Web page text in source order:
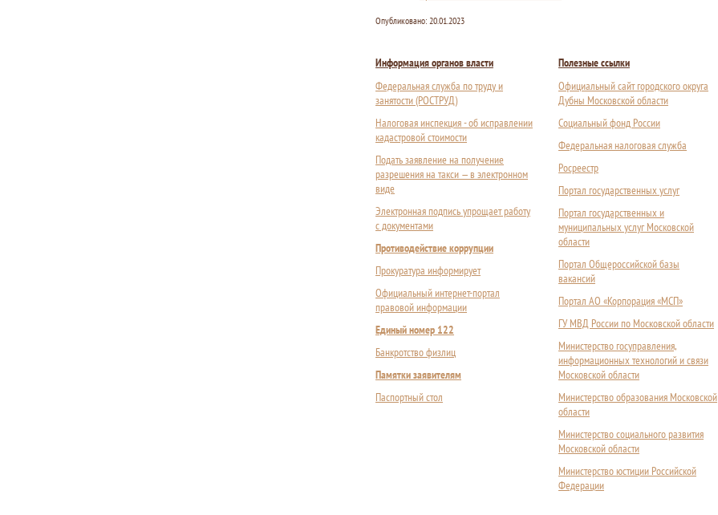
Опубликовано: 20.01.2023
Информация органов власти
Федеральная служба по труду и
занятости (РОСТРУД)
Налоговая инспекция - об исправлении
кадастровой стоимости
Подать заявление на получение
разрешения на такси — в электронном
виде
Электронная подпись упрощает работу
с документами
Противодействие коррупции
Прокуратура информирует
Официальный интернет-портал
правовой информации
Единый номер 122
Банкротство физлиц
Памятки заявителям
Паспортный стол
Полезные ссылки
Официальный сайт городского округа
Дубны Московской области
Социальный фонд России
Федеральная налоговая служба
Росреестр
Портал государственных услуг
Портал государственных и
муниципальных услуг Московской
области
Портал Общероссийской базы
вакансий
Портал АО «Корпорация «МСП»
ГУ МВД России по Московской области
Министерство госуправления,
информационных технологий и связи
Московской области
Министерство образования Московской
области
Министерство социального развития
Московской области
Министерство юстиции Российской
Федерации